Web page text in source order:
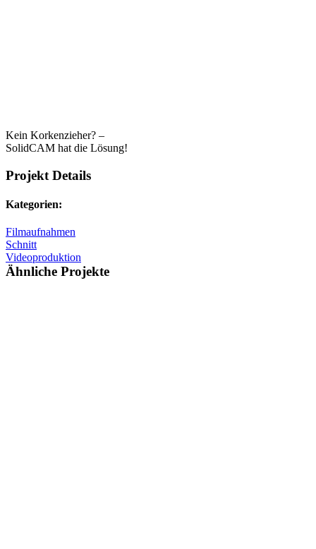
Kein Korkenzieher? –
SolidCAM hat die Lösung!
Projekt Details
Kategorien:
Filmaufnahmen
Schnitt
Videoproduktion
Ähnliche Projekte